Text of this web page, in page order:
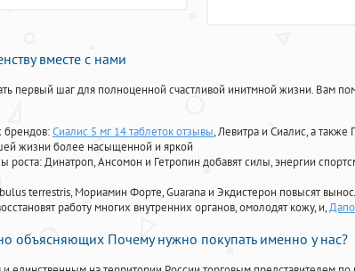
вместе с нами
первый шаг для полноценной счастливой инитмной жизни. Вам
брендов:Сиалис 5 мг 14 таблеток отзывы, Левитра и Сиалис, а
жизни более насыщенной и яркой
роста: Динатроп, Ансомон и Гетропин добавят силы, энергии
terrestris, Мориамин Форте, Guarana и Экдистерон повысят
работу многих внутренних органов, омолодят кожу, и,
объясняющих Почему нужно покупать именно у нас?